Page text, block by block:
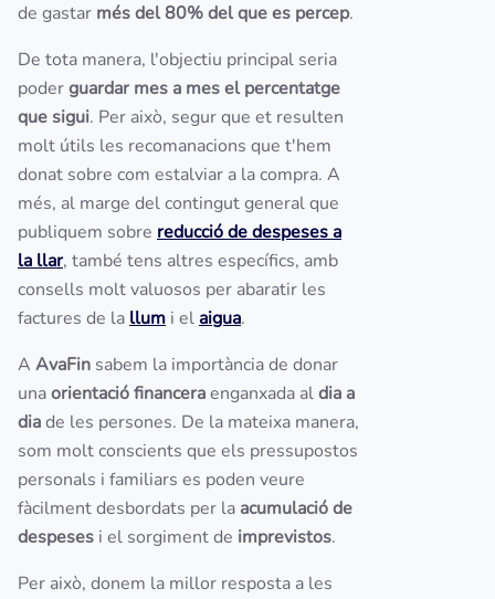
de gastar més del 80% del que es percep.
De tota manera, l'objectiu principal seria
poderguardar mes a mes el percentatge
que sigui. Per això, segur que et resulten
molt útils les recomanacions que t'hem
donat sobre com estalviar a la compra. A
més, al marge del contingut general que
publiquem sobre reducció de despeses a
la llar, també tens altres específics, amb
consells molt valuosos per abaratir les
factures de la llum i elaigua.
A AvaFin sabem la importància de donar
unaorientació financeraenganxada aldia a
diade les persones. De la mateixa manera,
som molt conscients que els pressupostos
personals i familiars es poden veure
fàcilment desbordats per la acumulació de
despeses i el sorgiment de imprevistos.
Per això, donem la millor resposta a les